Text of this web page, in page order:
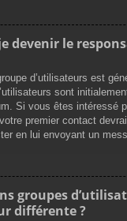
devenir le
d’utilisateurs est
sont
Si vous êtes intéressé
premier contact
en lui envoyant un
groupes
différente ?